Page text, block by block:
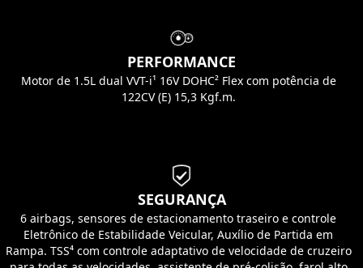
PERFORMANCE
Motor de 1.5L dual VVT-i¹ 16V DOHC² Flex com potência de
122CV (E) 15,3 Kgf.m.
SEGURANÇA
6 airbags, sensores de estacionamento traseiro e controle
Eletrônico de Estabilidade Veicular, Auxílio de Partida em
Rampa. TSS⁴ com controle adaptativo de velocidade de cruzeiro